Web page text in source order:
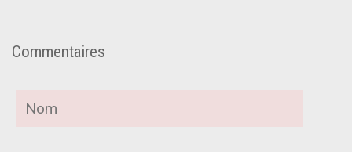
Commentaires